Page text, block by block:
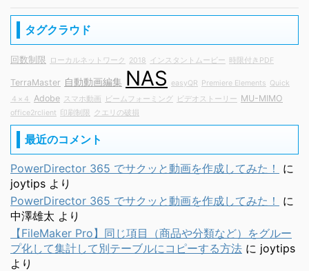
タグクラウド
回数制限 ローカルネットワーク 2018 インスタントムービー 時限付きPDF
TerraMaster 自動動画編集 NAS easyQR Premiere Elements Quick
４×４
Adobe スマホ動画 ビームフォーミング ビデオストーリー MU-MIMO
office2rclient 印刷制限 クエリの破損
最近のコメント
PowerDirector 365 でサクッと動画を作成してみた！
に
joytips より
PowerDirector 365 でサクッと動画を作成してみた！
に
中澤雄太 より
【FileMaker Pro】同じ項目（商品や分類など）をグルー
プ化して集計して別テーブルにコピーする方法 に joytips
より